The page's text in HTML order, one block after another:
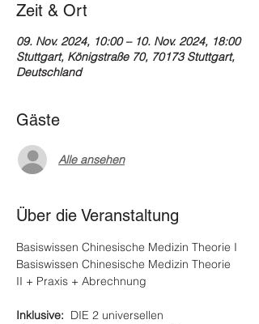
Zeit & Ort
09. Nov. 2024, 10:00 – 10. Nov. 2024, 18:00
Stuttgart, Königstraße 70, 70173 Stuttgart,
Deutschland
Gäste
Alle ansehen
Über die Veranstaltung
Basiswissen Chinesische Medizin Theorie I
Basiswissen Chinesische Medizin Theorie
II + Praxis + Abrechnung
Inklusive: DIE 2 universellen